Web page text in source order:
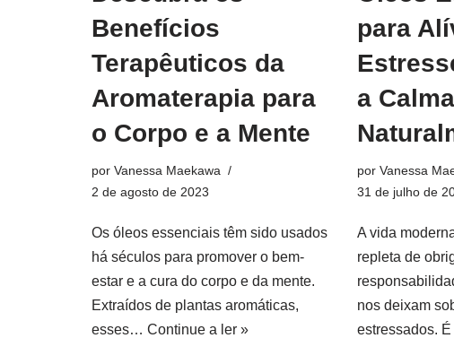
Benefícios
Terapêuticos da
Aromaterapia para
o Corpo e a Mente
por Vanessa Maekawa
2 de agosto de 2023
Os óleos essenciais têm sido usados
há séculos para promover o bem-
estar e a cura do corpo e da mente.
Extraídos de plantas aromáticas,
esses… Continue a ler »
para
a Calma
porVanessa
31 de julho de
A vida
repleta de
nos deixam
estressados.